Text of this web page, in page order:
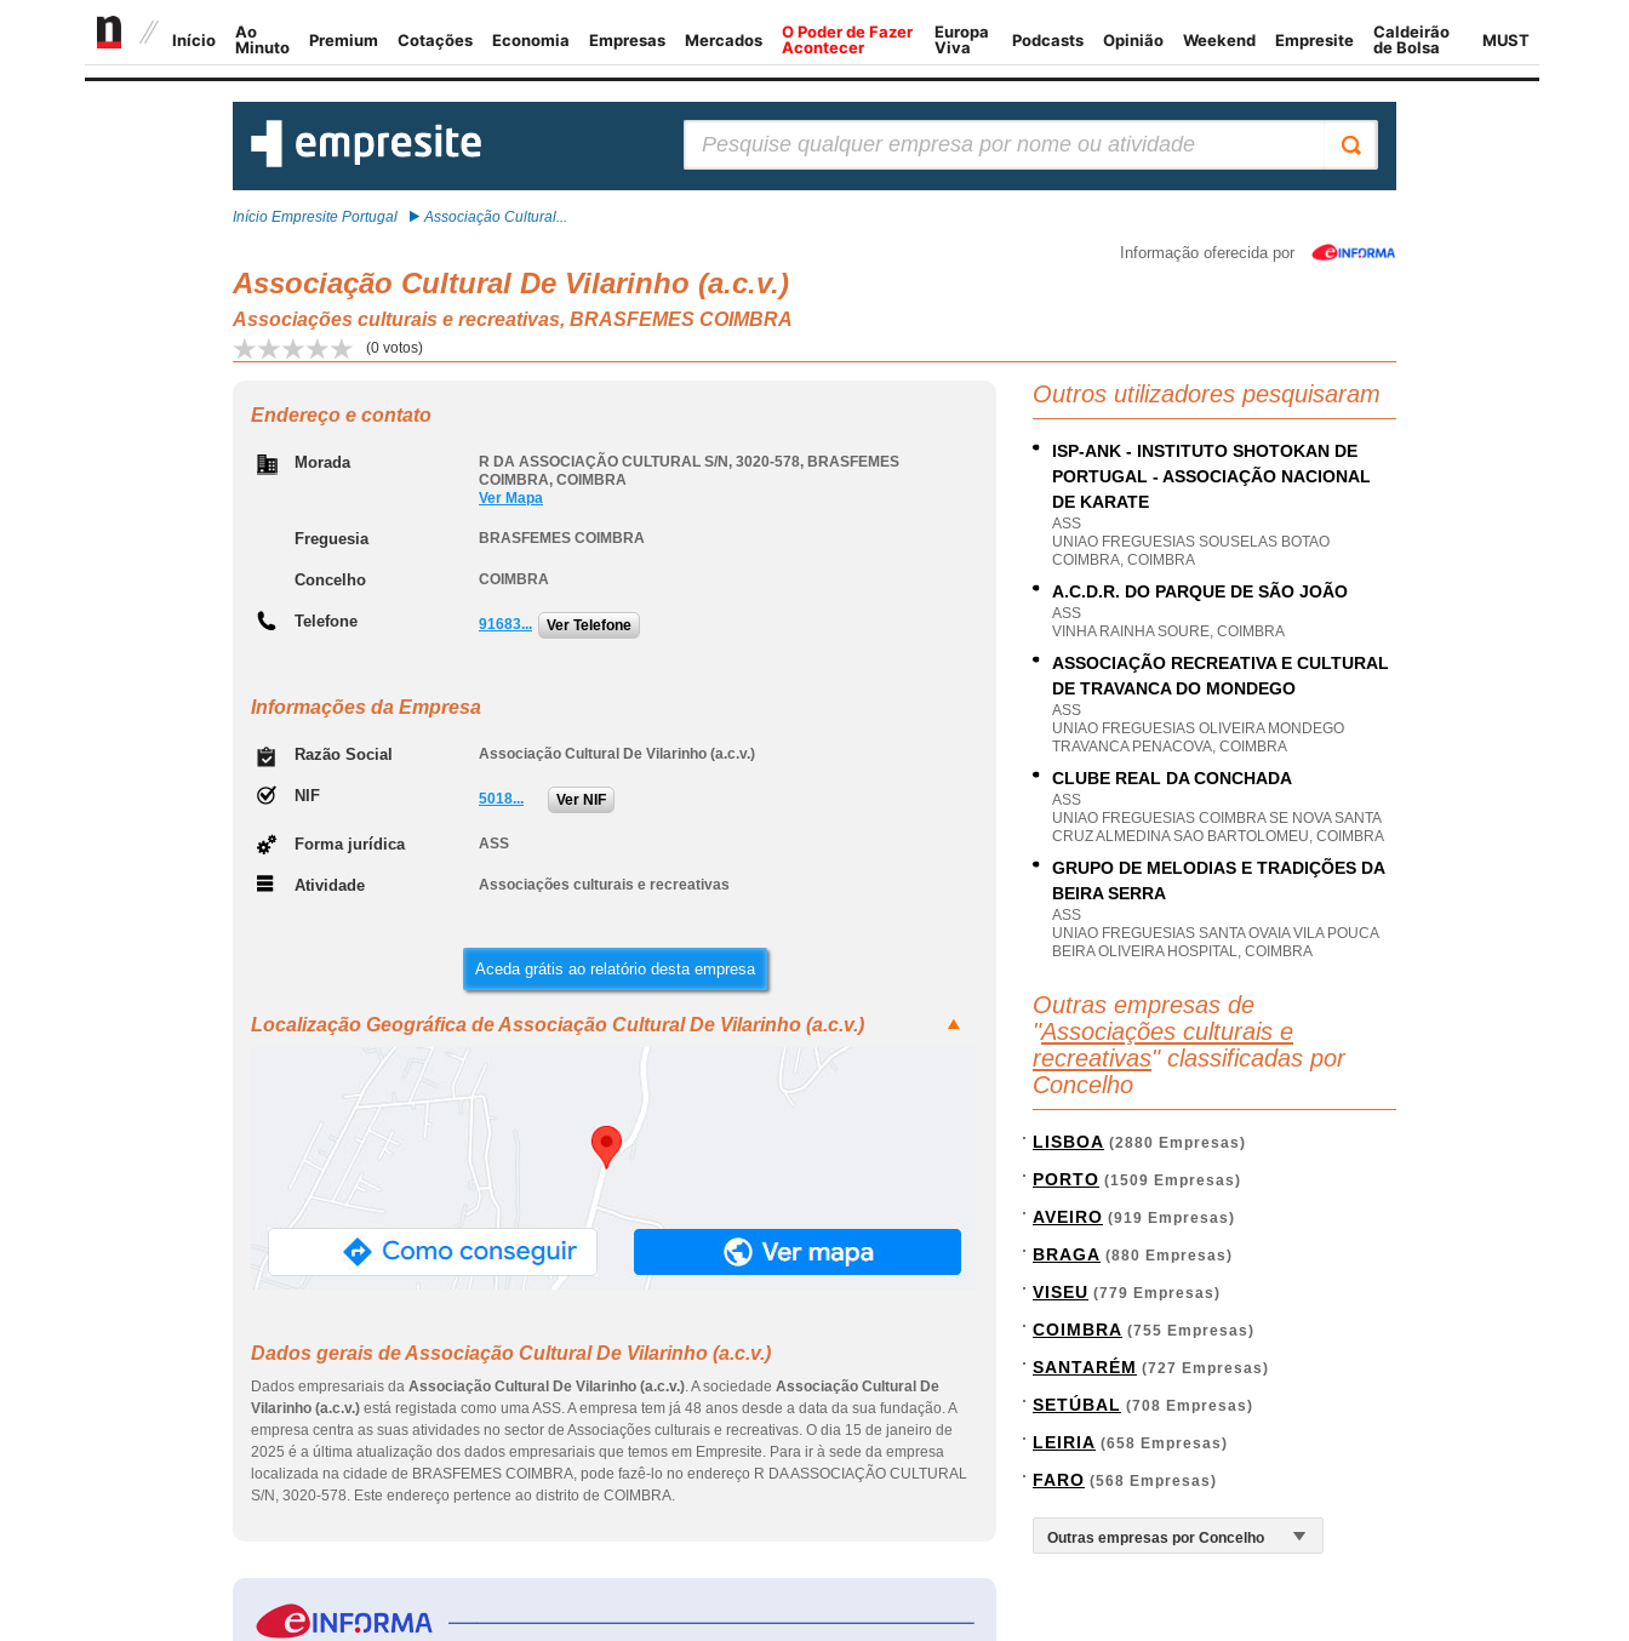
Início Empresite Portugal Associação Cultural...
Informação oferecida por
Associação Cultural De Vilarinho (a.c.v.)
Associações culturais e recreativas, BRASFEMES COIMBRA
(0 votos)
Endereço e contato
Morada R DA ASSOCIAÇÃO CULTURAL S/N, 3020-578, BRASFEMES
COIMBRA, COIMBRA
Ver Mapa
Freguesia BRASFEMES COIMBRA
Concelho COIMBRA
Telefone 91683... Ver Telefone
Informações da Empresa
Razão Social Associação Cultural De Vilarinho (a.c.v.)
NIF 5018... Ver NIF
Forma jurídica ASS
Atividade Associações culturais e recreativas
Aceda grátis ao relatório desta empresa
Localização Geográfica de Associação Cultural De Vilarinho (a.c.v.)
Dados gerais de Associação Cultural De Vilarinho (a.c.v.)
Dados empresariais da Associação Cultural De Vilarinho (a.c.v.). A sociedade Associação Cultural De
Vilarinho (a.c.v.) está registada como uma ASS. A empresa tem já 48 anos desde a data da sua fundação. A
empresa centra as suas atividades no sector de Associações culturais e recreativas. O dia 15 de janeiro de
2025 é a última atualização dos dados empresariais que temos em Empresite. Para ir à sede da empresa
localizada na cidade de BRASFEMES COIMBRA, pode fazê-lo no endereço R DA ASSOCIAÇÃO CULTURAL
S/N, 3020-578. Este endereço pertence ao distrito de COIMBRA.
Outros utilizadores pesquisaram
ISP-ANK - INSTITUTO SHOTOKAN DE
PORTUGAL - ASSOCIAÇÃO NACIONAL
DE KARATE
ASS
UNIAO FREGUESIAS SOUSELAS BOTAO
COIMBRA, COIMBRA
A.C.D.R. DO PARQUE DE SÃO JOÃO
ASS
VINHA RAINHA SOURE, COIMBRA
ASSOCIAÇÃO RECREATIVA E CULTURAL
DE TRAVANCA DO MONDEGO
ASS
UNIAO FREGUESIAS OLIVEIRA MONDEGO
TRAVANCA PENACOVA, COIMBRA
CLUBE REAL DA CONCHADA
ASS
UNIAO FREGUESIAS COIMBRA SE NOVA SANTA
CRUZ ALMEDINA SAO BARTOLOMEU, COIMBRA
GRUPO DE MELODIAS E TRADIÇÕES DA
BEIRA SERRA
ASS
UNIAO FREGUESIAS SANTA OVAIA VILA POUCA
BEIRA OLIVEIRA HOSPITAL, COIMBRA
Outras empresas de
"Associações culturais e
recreativas" classificadas por
Concelho
LISBOA (2880 Empresas)
PORTO (1509 Empresas)
AVEIRO (919 Empresas)
BRAGA (880 Empresas)
VISEU (779 Empresas)
COIMBRA (755 Empresas)
SANTARÉM (727 Empresas)
SETÚBAL (708 Empresas)
LEIRIA (658 Empresas)
FARO (568 Empresas)